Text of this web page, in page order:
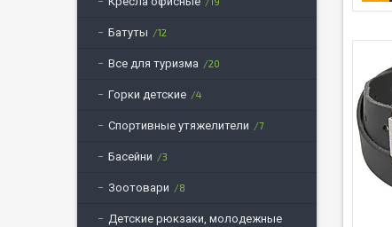
Батуты 12
Все для туризма 20
Горки детские 4
Спортивные утяжелители 7
Басейни 3
Зоотовари 8
Детские рюкзаки, молодежные